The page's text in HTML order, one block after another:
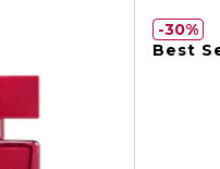
Best
30%